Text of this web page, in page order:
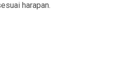
harapan.